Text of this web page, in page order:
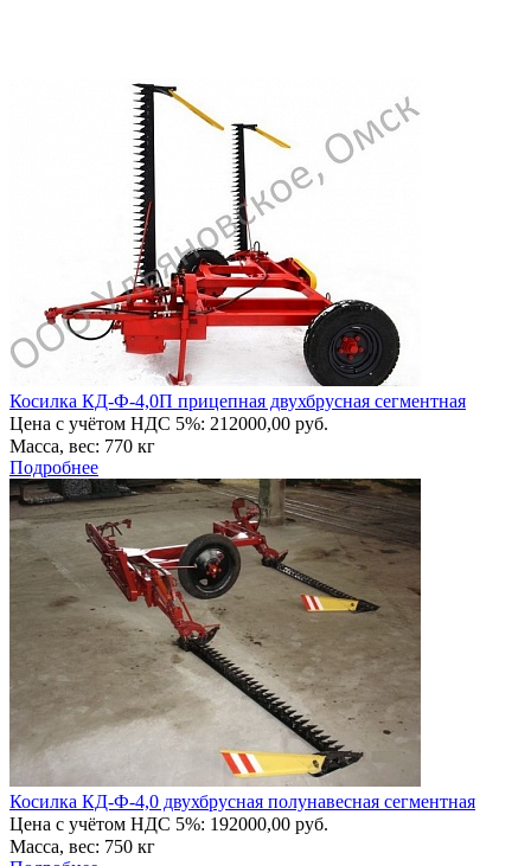
Косилка КД-Ф-4,0П прицепная двухбрусная сегментная
Цена с учётом НДС 5%: 212000,00 руб.
Масса, вес: 770 кг
Подробнее
Косилка КД-Ф-4,0 двухбрусная полунавесная сегментная
Цена с учётом НДС 5%: 192000,00 руб.
Масса, вес: 750 кг